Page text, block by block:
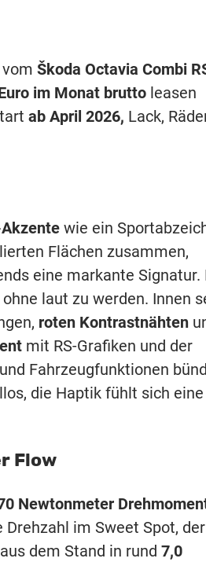
Škoda Octavia Combi
im Monat brutto leasen
ab April 2026, Lack,
wie ein
Flächen zusammen,
eine markante Signatur.
laut zu werden. Innen
roten Kontrastnähten
mit RS-Grafiken und der
Fahrzeugfunktionen
die Haptik fühlt sich eine
Flow
Newtonmeter
im Sweet Spot, der
aus dem Stand in rund 7,0